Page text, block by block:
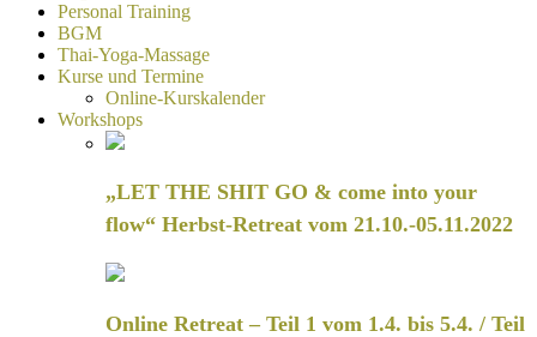
Personal Training
BGM
Thai-Yoga-Massage
Kurse und Termine
Online-Kurskalender
Workshops
„LET THE SHIT GO & come into your
flow“ Herbst-Retreat vom 21.10.-05.11.2022
Online Retreat – Teil 1 vom 1.4. bis 5.4. / Teil